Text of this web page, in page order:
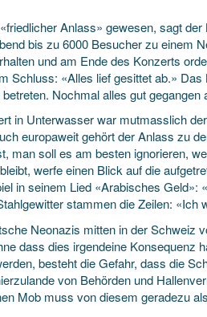
Anlass» gewesen, sagt
bis zu 6000 Besucher zu einem
und am Ende des Konzerts
Schluss: «Alles lief gesittet ab.»
Nochmal alles gut gegangen
in Unterwasser war mutmasslich
europaweit gehört der Anlass zu
man soll es am besten ignorieren,
werfe einen Blick auf die
in seinem Lied «Arabisches Geld»:
stammen die Zeilen:
Neonazis mitten in der Schweiz
dass dies irgendeine Konsequenz
besteht die Gefahr, dass die
von Behörden und
Mob muss von diesem geradezu